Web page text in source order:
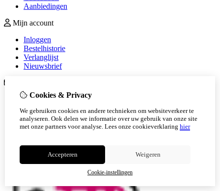
Aanbiedingen
Mijn account
Inloggen
Bestelhistorie
Verlanglijst
Nieuwsbrief
Contact
Retourneren
Sitemap
Veelgestelde vragen
Cookies & Privacy
We gebruiken cookies en andere technieken om websiteverkeer te
analyseren. Ook delen we informatie over uw gebruik van onze site
met onze partners voor analyse. Lees onze cookieverklaring hier
Accepteren Weigeren
Cookie-instellingen